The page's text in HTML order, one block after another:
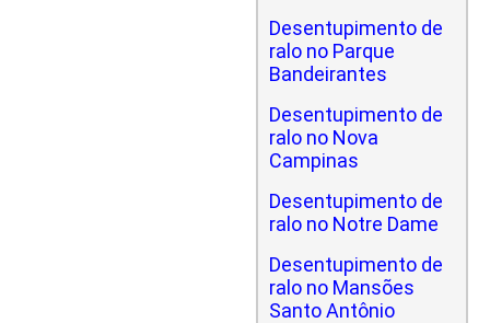
Desentupimento de
ralo no Parque
Bandeirantes
Desentupimento de
ralo no Nova
Campinas
Desentupimento de
ralo no Notre Dame
Desentupimento de
ralo no Mansões
Santo Antônio